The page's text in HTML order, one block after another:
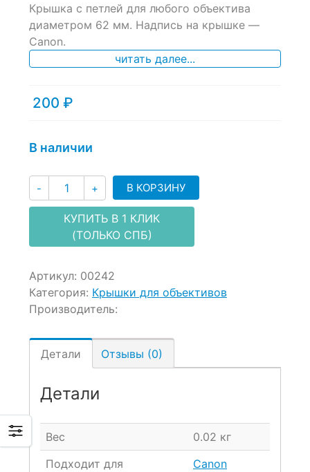
out
based
on
Крышка с петлей для любого объектива
диаметром 62 мм. Надпись на крышке —
Canon.
читать далее...
200 ₽
В наличии
- Количество
+ В КОРЗИНУ
КУПИТЬ В 1 КЛИК
(ТОЛЬКО СПБ)
Артикул: 00242
Категория: Крышки для объективов
Производитель:
Детали Отзывы (0)
Детали
Вес
0.02 кг
Подходит для
Canon